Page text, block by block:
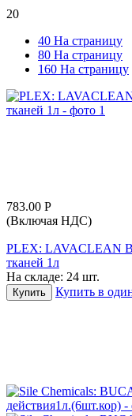
20
40 На страницу
80 На страницу
160 На страницу
783.00 Р
(Включая НДС)
PLEX: LAVACLEAN
тканей 1л
На складе: 24 шт.
Купить Купить в